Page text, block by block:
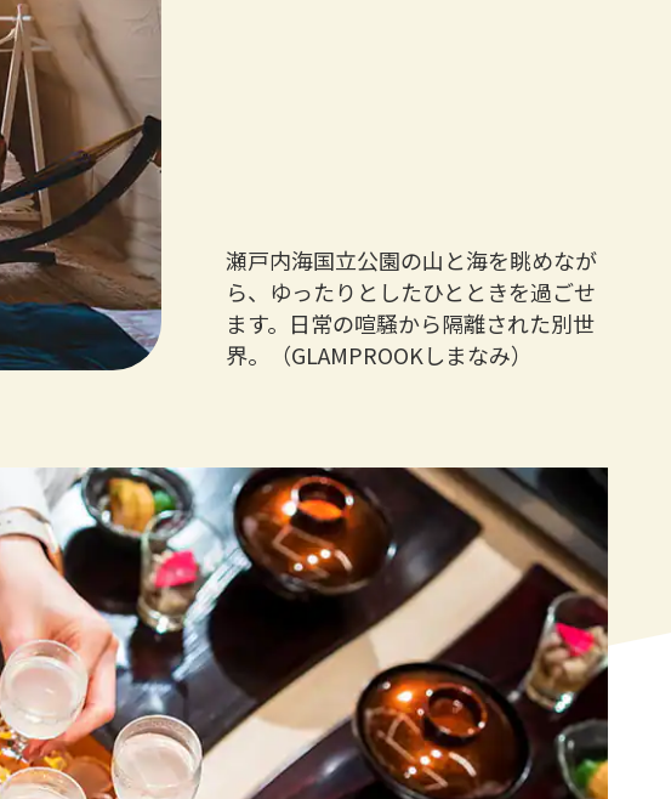
瀬戸内海国立公園の山と海を眺めなが
ら、ゆったりとしたひとときを過ごせ
ます。日常の喧騒から隔離された別世
界。（GLAMPROOKしまなみ）